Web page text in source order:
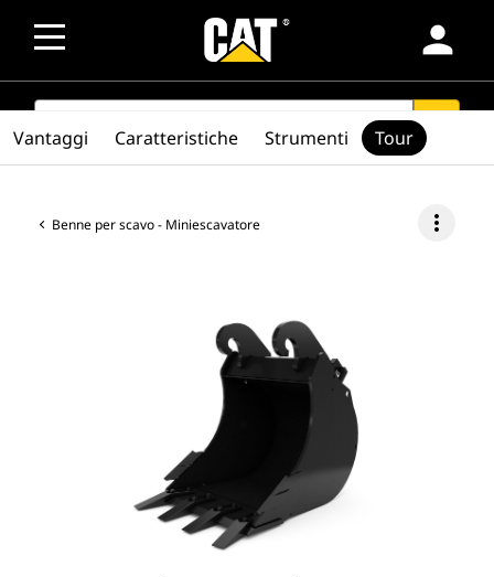
person
SEARCH search
Benne per scavo - Miniescavatore more_vert
Vantaggi Caratteristiche Strumenti Tour